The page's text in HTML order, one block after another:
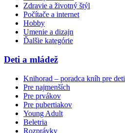
Zdravie a životný štýl
Počítače a internet
Hobby
Umenie a dizajn
Ďalšie kategórie
Deti a mládež
Knihorad – poradca kníh pre deti
Pre najmenších
Pre prvákov
Pre pubertiakov
Young Adult
Beletria
Rozprávky